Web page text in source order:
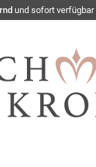
und sofort verfügbar